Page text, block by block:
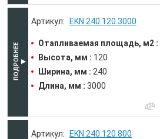
EKN.240.120.3000
Отапливаемая площадь, м2 :
Высота, мм : 120
Ширина, мм : 240
Длина, мм : 3000
EKN.240.120.800